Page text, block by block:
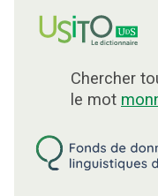
Chercher
le mot